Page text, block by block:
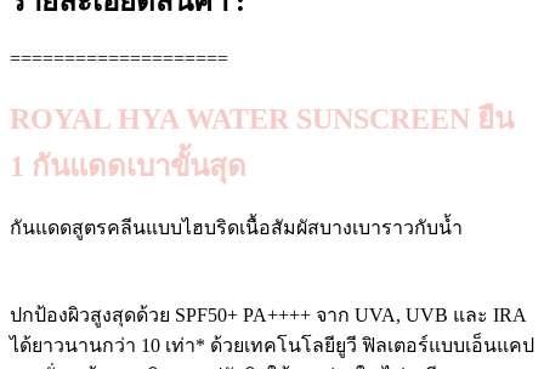
====================
ROYAL HYA WATER SUNSCREEN ยืน
1 กันแดดเบาขั้นสุด
กันแดดสูตรคลีนแบบไฮบริดเนื้อสัมผัสบางเบาราวกับน้ำ
ปกป้องผิวสูงสุดด้วย SPF50+ PA++++ จาก UVA, UVB และ IRA
ได้ยาวนานกว่า 10 เท่า* ด้วยเทคโนโลยียูวี ฟิลเตอร์แบบเอ็นแคป